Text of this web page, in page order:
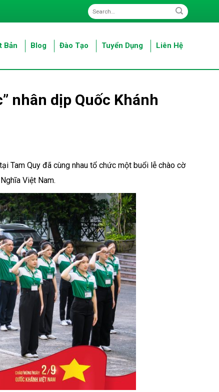
Bản Blog Đào Tạo Tuyển Dụng Liên Hệ
nhân dịp Quốc Khánh
Tam Quy đã cùng nhau tổ chức một buổi lễ chào cờ
Việt Nam.